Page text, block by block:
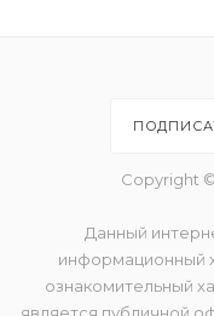
Copyright
Данный
информационный
ознакомительный